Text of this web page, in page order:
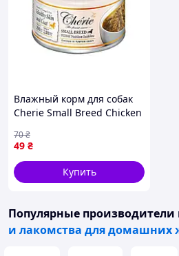
Влажный корм для собак
Cherie Small Breed Chicken
(CHT21401)
49 ₴
70₴
Купить
Популярные производители
и лакомства для домашних